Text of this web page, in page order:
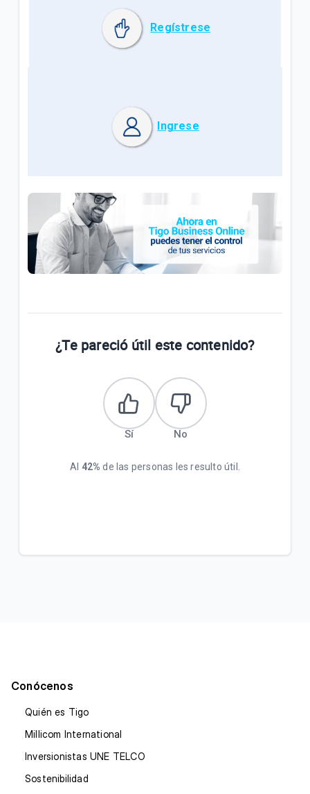
Regístrese
Ingrese
¿Te pareció útil este contenido?
Sí No
Al 42% de las personas les resulto útil.
Conócenos
Quién es Tigo
Millicom International
Inversionistas UNE TELCO
Sostenibilidad